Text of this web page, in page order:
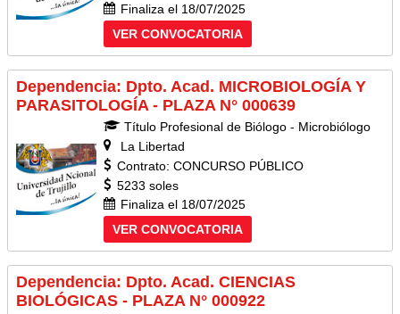
Finaliza el 18/07/2025
VER CONVOCATORIA
Dependencia: Dpto. Acad. MICROBIOLOGÍA Y
PARASITOLOGÍA - PLAZA N° 000639
Título Profesional de Biólogo - Microbiólogo
La Libertad
Contrato: CONCURSO PÚBLICO
5233 soles
Finaliza el 18/07/2025
VER CONVOCATORIA
Dependencia: Dpto. Acad. CIENCIAS
BIOLÓGICAS - PLAZA N° 000922